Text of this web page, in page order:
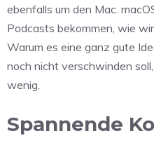
ebenfalls um den Mac.
Podcasts bekommen, wie
Warum es eine ganz gute
noch nicht verschwinden
wenig.
Spannende